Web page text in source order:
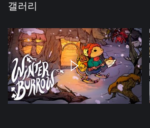
갤러리